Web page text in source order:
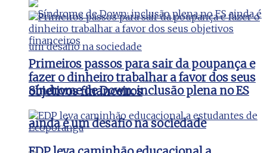
Síndrome de Down: inclusão plena no ES
ainda é um desafio na sociedade
Primeiros passos para sair da poupança e
fazer o dinheiro trabalhar a favor dos seus
objetivos financeiros